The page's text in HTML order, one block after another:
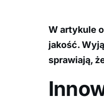
W artykule
jakość.
sprawiają,